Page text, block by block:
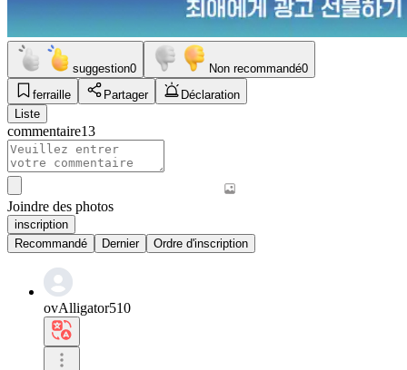
suggestion0 Non recommandé0
ferraille
Partager
Déclaration
Liste
commentaire13
Joindre des photos
inscription
Recommandé
Dernier Ordre d'inscription
ovAlligator510